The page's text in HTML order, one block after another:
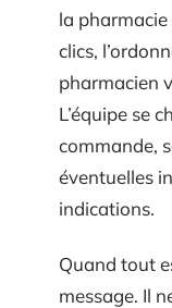
la pharmacie
clics,
pharmacien
L’équipe se
commande,
éventuelles
indications.
Quand tout
message. Il